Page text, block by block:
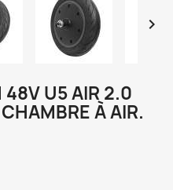

48V U5 AIR 2.0
À AIR.